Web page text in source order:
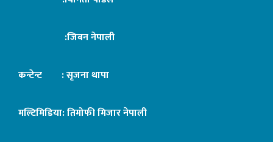
:जिबन नेपाली
कन्टेन्ट : सृजना थापा
मल्टिमिडिया: तिमोफी मिजार नेपाली